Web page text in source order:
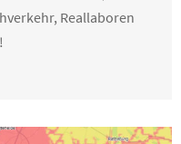
Reallaboren